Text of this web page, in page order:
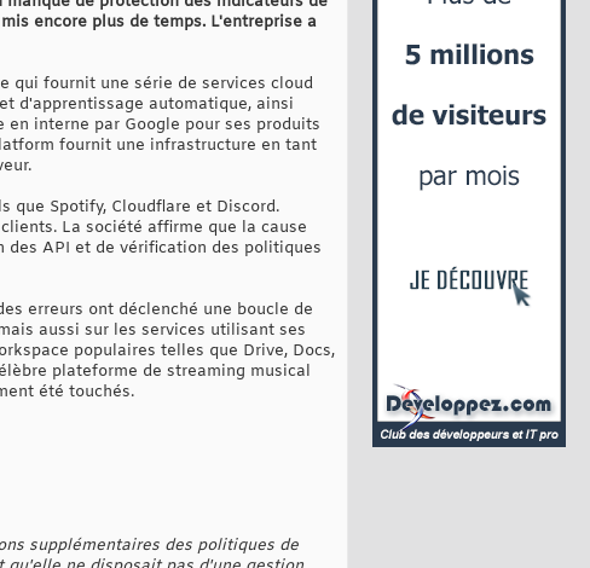
encore plus de temps. L'entreprise a
qui fournit une série de services cloud
d'apprentissage automatique, ainsi
interne par Google pour ses produits
fournit une infrastructure en tant
que Spotify, Cloudflare et Discord.
La société affirme que la cause
des API et de vérification des politiques
erreurs ont déclenché une boucle de
aussi sur les services utilisant ses
populaires telles que Drive, Docs,
plateforme de streaming musical
été touchés.
supplémentaires des politiques de